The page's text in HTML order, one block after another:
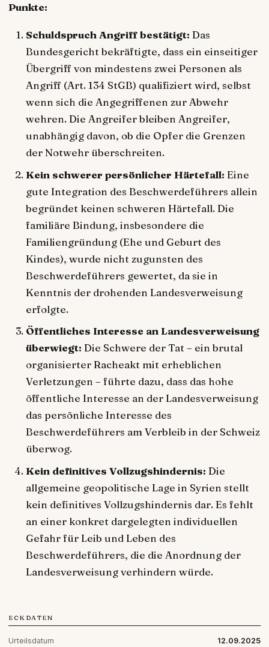
Punkte:
Schuldspruch Angriff bestätigt: Das
Bundesgericht bekräftigte, dass ein einseitiger
Übergriff von mindestens zwei Personen als
Angriff (Art. 134 StGB) qualifiziert wird, selbst
wenn sich die Angegriffenen zur Abwehr
wehren. Die Angreifer bleiben Angreifer,
unabhängig davon, ob die Opfer die Grenzen
der Notwehr überschreiten.
Kein schwerer persönlicher Härtefall: Eine
gute Integration des Beschwerdeführers allein
begründet keinen schweren Härtefall. Die
familiäre Bindung, insbesondere die
Familiengründung (Ehe und Geburt des
Kindes), wurde nicht zugunsten des
Beschwerdeführers gewertet, da sie in
Kenntnis der drohenden Landesverweisung
erfolgte.
Öffentliches Interesse an Landesverweisung
überwiegt: Die Schwere der Tat – ein brutal
organisierter Racheakt mit erheblichen
Verletzungen – führte dazu, dass das hohe
öffentliche Interesse an der Landesverweisung
das persönliche Interesse des
Beschwerdeführers am Verbleib in der Schweiz
überwog.
Kein definitives Vollzugshindernis: Die
allgemeine geopolitische Lage in Syrien stellt
kein definitives Vollzugshindernis dar. Es fehlt
an einer konkret dargelegten individuellen
Gefahr für Leib und Leben des
Beschwerdeführers, die die Anordnung der
Landesverweisung verhindern würde.
ECKDATEN
Urteilsdatum 12.09.2025